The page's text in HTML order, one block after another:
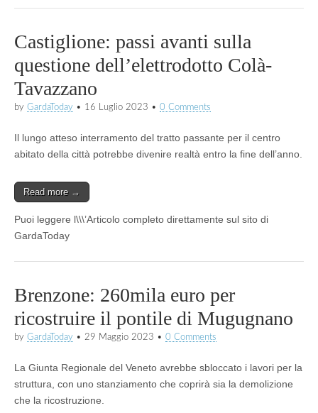
Castiglione: passi avanti sulla
questione dell’elettrodotto Colà-
Tavazzano
by GardaToday • 16 Luglio 2023 • 0 Comments
Il lungo atteso interramento del tratto passante per il centro
abitato della città potrebbe divenire realtà entro la fine dell’anno.
Read more →
Puoi leggere l\\\’Articolo completo direttamente sul sito di
GardaToday
Brenzone: 260mila euro per
ricostruire il pontile di Mugugnano
by GardaToday • 29 Maggio 2023 • 0 Comments
La Giunta Regionale del Veneto avrebbe sbloccato i lavori per la
struttura, con uno stanziamento che coprirà sia la demolizione
che la ricostruzione.